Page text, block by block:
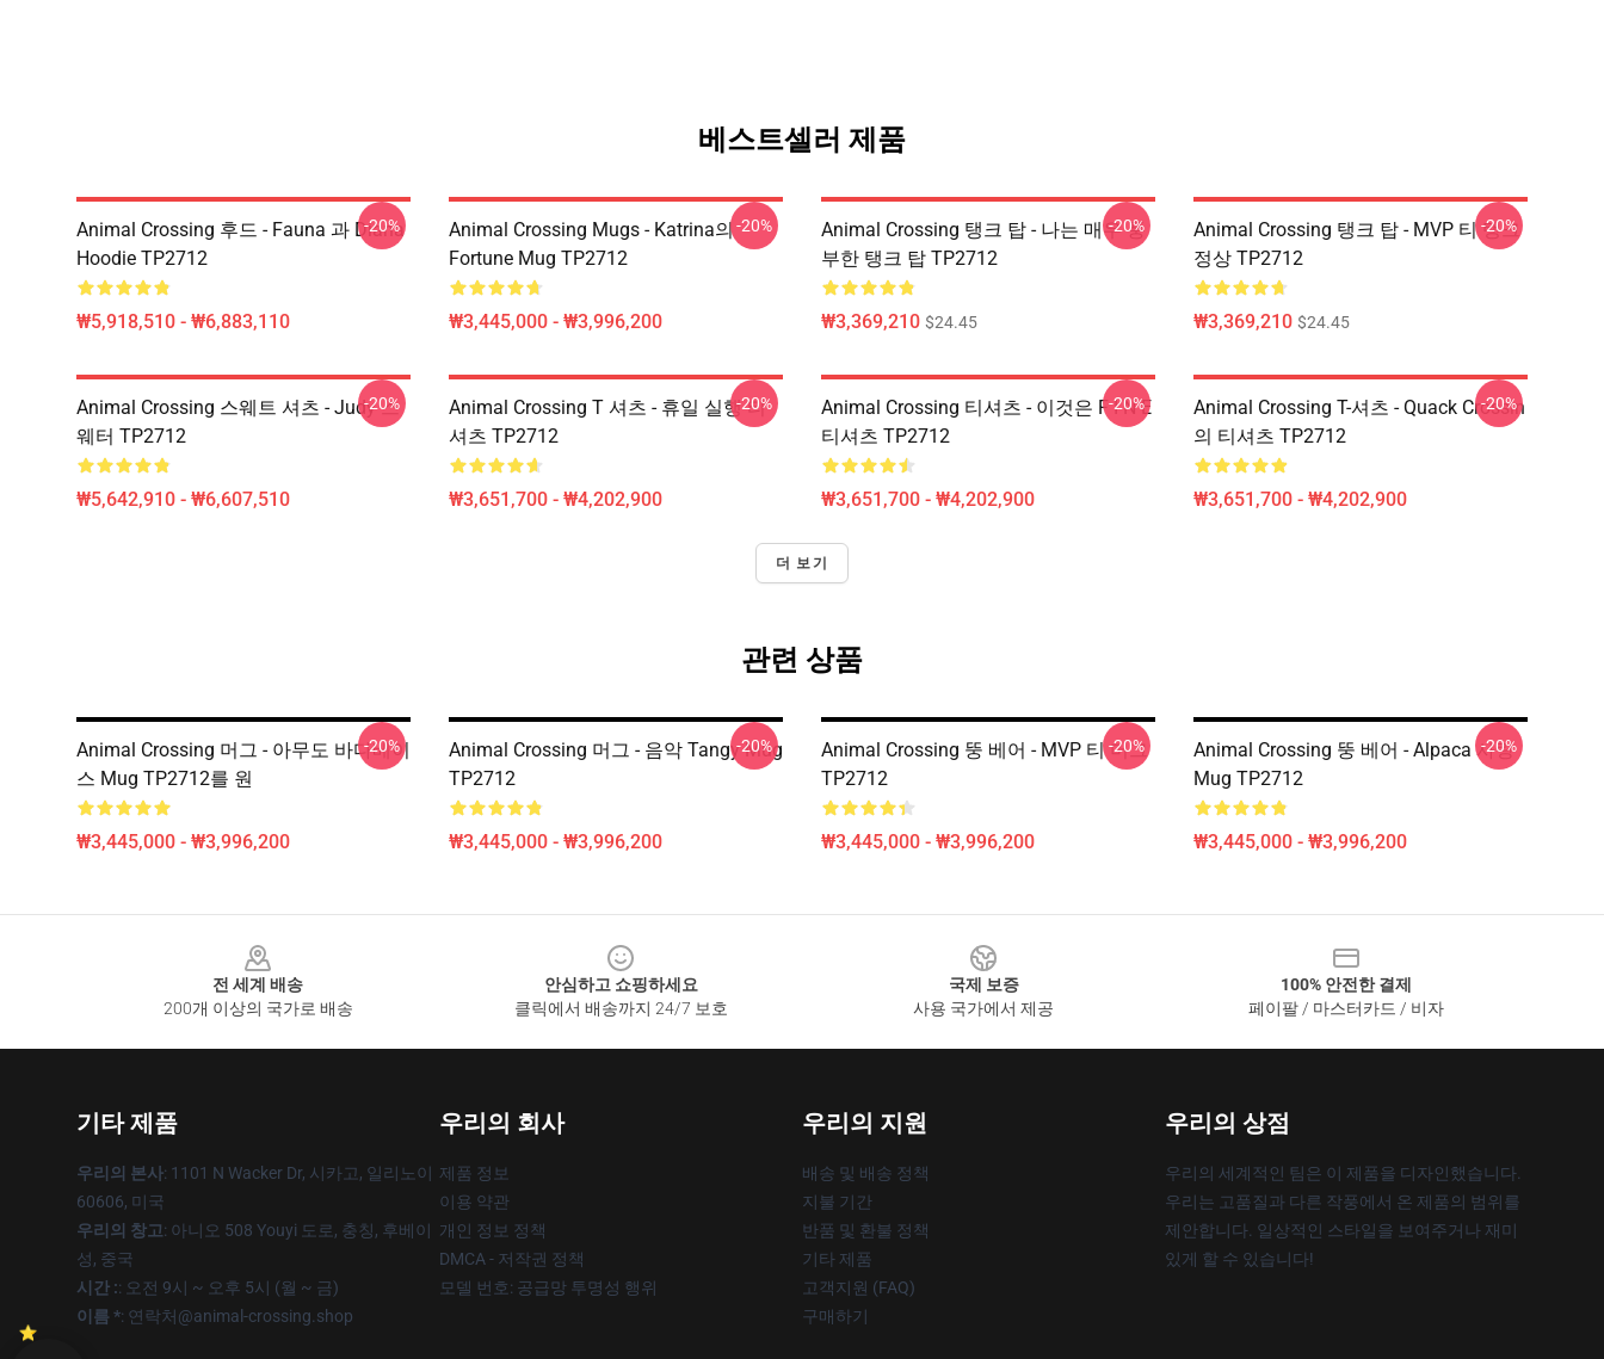
베스트셀러 제품
Animal Crossing 후드 - Fauna 과 Diana
Hoodie TP2712
₩5,918,510 - ₩6,883,110
-20%
Animal Crossing Mugs - Katrina의
Fortune Mug TP2712
₩3,445,000 - ₩3,996,200
-20%
Animal Crossing 탱크 탑 - 나는 매우 풍
부한 탱크 탑 TP2712
₩3,369,210 $24.45
-20%
Animal Crossing 탱크 탑 - MVP 티 탱크
정상 TP2712
₩3,369,210 $24.45
-20%
Animal Crossing 스웨트 셔츠 - Judy 스
웨터 TP2712
₩5,642,910 - ₩6,607,510
-20%
Animal Crossing T 셔츠 - 휴일 실행 티
셔츠 TP2712
₩3,651,700 - ₩4,202,900
-20%
Animal Crossing 티셔츠 - 이것은 F I N E
티셔츠 TP2712
₩3,651,700 - ₩4,202,900
-20%
Animal Crossing T-셔츠 - Quack Crossin
의 티셔츠 TP2712
₩3,651,700 - ₩4,202,900
-20%
더 보기
관련 상품
Animal Crossing 머그 - 아무도 바다베이
스 Mug TP2712를 원
₩3,445,000 - ₩3,996,200
-20%
Animal Crossing 머그 - 음악 Tangy Mug
TP2712
₩3,445,000 - ₩3,996,200
-20%
Animal Crossing 뚱 베어 - MVP 티 머그
TP2712
₩3,445,000 - ₩3,996,200
-20%
Animal Crossing 뚱 베어 - Alpaca 사랑
Mug TP2712
₩3,445,000 - ₩3,996,200
-20%
전 세계 배송
200개 이상의 국가로 배송
안심하고 쇼핑하세요
클릭에서 배송까지 24/7 보호
국제 보증
사용 국가에서 제공
100% 안전한 결제
페이팔 / 마스터카드 / 비자
기타 제품
우리의 본사: 1101 N Wacker Dr, 시카고, 일리노이
60606, 미국
우리의 창고: 아니오 508 Youyi 도로, 충칭, 후베이
성, 중국
시간 :: 오전 9시 ~ 오후 5시 (월 ~ 금)
이름 *: 연락처@animal-crossing.shop
우리의 회사
제품 정보
이용 약관
개인 정보 정책
DMCA - 저작권 정책
모델 번호: 공급망 투명성 행위
우리의 지원
배송 및 배송 정책
지불 기간
반품 및 환불 정책
기타 제품
고객지원 (FAQ)
구매하기
우리의 상점
우리의 세계적인 팀은 이 제품을 디자인했습니다.
우리는 고품질과 다른 작풍에서 온 제품의 범위를
제안합니다. 일상적인 스타일을 보여주거나 재미
있게 할 수 있습니다!